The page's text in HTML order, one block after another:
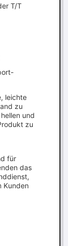
T/T
leichte
zu
und
zu
für
das
Kunden